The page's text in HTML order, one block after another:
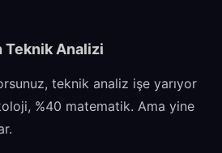
Analizi
teknik analiz işe yarıyor
%40 matematik. Ama yine